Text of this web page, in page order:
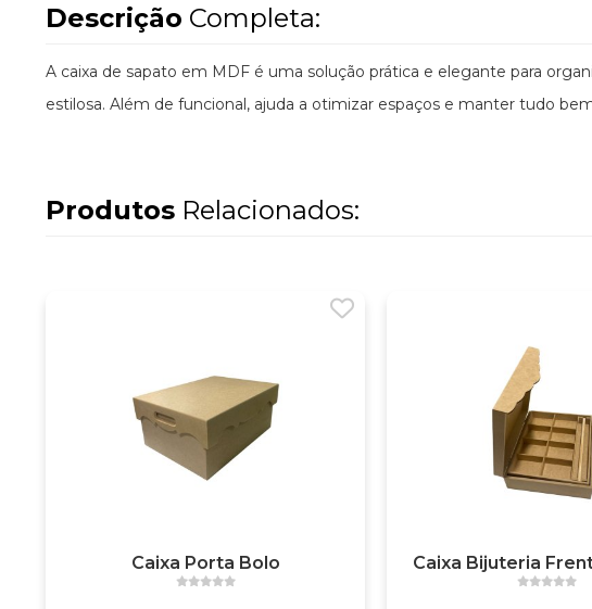
Descrição Completa:
A caixa de sapato em MDF é uma solução prática e elegante para
estilosa. Além de funcional, ajuda a otimizar espaços e manter tudo
Produtos Relacionados:
Caixa Porta Bolo Caixa Bijuteria